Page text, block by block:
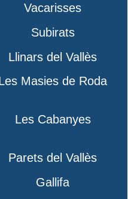
Vacarisses
Subirats
Llinars del Vallès
Masies de Roda
Les Cabanyes
Parets del Vallès
Gallifa